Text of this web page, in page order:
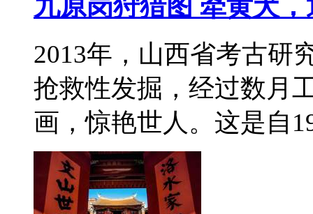
九原岗狩猎图 牵黄犬
2013年，山西省考古研
抢救性发掘，经过数月
画，惊艳世人。这是